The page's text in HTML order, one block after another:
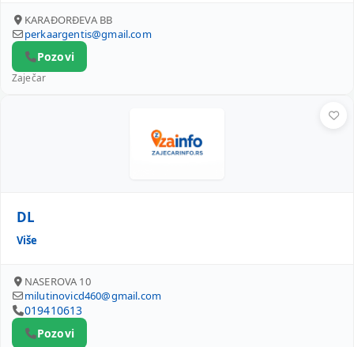
KARAĐORĐEVA BB
perkaargentis@gmail.com
Pozovi
Zaječar
DL
Više
NASEROVA 10
milutinovicd460@gmail.com
019410613
Pozovi